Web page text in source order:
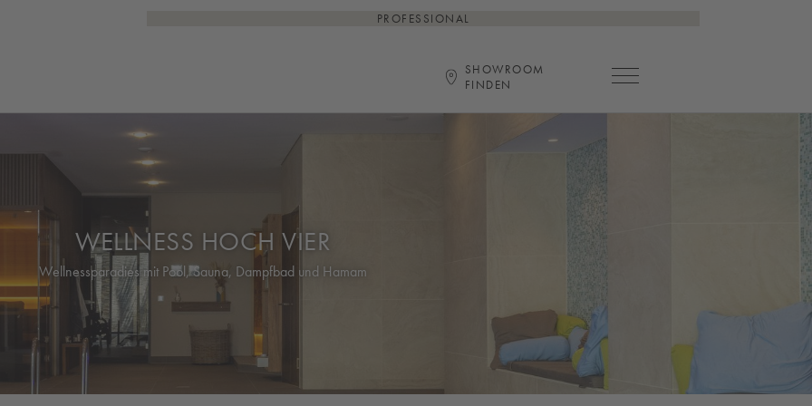
PROFESSIONAL
SHOWROOM
FINDEN
Hauptnavigation öffnen
WELLNESS HOCH VIER
Wellnessparadies mit Pool, Sauna, Dampfbad und Hamam